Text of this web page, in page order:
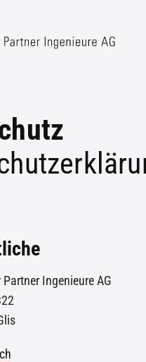
Ingenieure AG